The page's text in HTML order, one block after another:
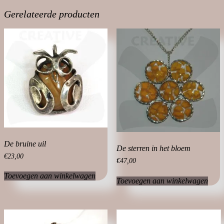
Gerelateerde producten
De bruine uil
€23,00
Toevoegen aan winkelwagen
De sterren in het bloem
€47,00
Toevoegen aan winkelwagen